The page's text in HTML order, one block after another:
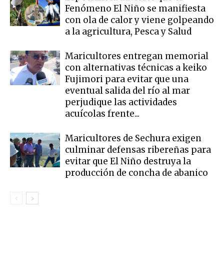
Fenómeno El Niño se manifiesta
con ola de calor y viene golpeando
a la agricultura, Pesca y Salud
Maricultores entregan memorial
con alternativas técnicas a keiko
Fujimori para evitar que una
eventual salida del río al mar
perjudique las actividades
acuícolas frente...
Maricultores de Sechura exigen
culminar defensas ribereñas para
evitar que El Niño destruya la
producción de concha de abanico